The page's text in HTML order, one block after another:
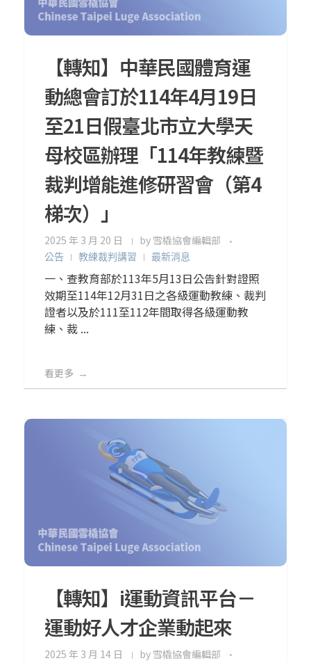
【轉知】中華民國體育運
動總會訂於114年4月19日
至21日假臺北市立大學天
母校區辦理「114年教練暨
裁判增能進修研習會（第4
梯次）」
2025 年 3 月 20 日 by 雪橇協會編輯部
公告 教練裁判講習 最新消息
一、查教育部於113年5月13日公告針對證照
效期至114年12月31日之各級運動教練、裁判
證者以及於111至112年間取得各級運動教
練、裁 ...
看更多
【轉知】i運動資訊平台－
運動好人才企業動起來
2025 年 3 月 14 日 by 雪橇協會編輯部